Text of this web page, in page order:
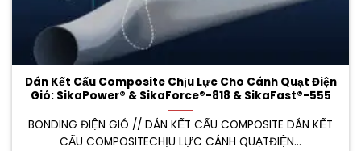
Dán Kết Cấu Composite Chịu Lực Cho Cánh Quạt Điện
Gió: SikaPower® & SikaForce®-818 & SikaFast®-555
BONDING ĐIỆN GIÓ // DÁN KẾT CẤU COMPOSITE DÁN KẾT
CẤU COMPOSITECHỊU LỰC CÁNH QUẠTĐIỆN...